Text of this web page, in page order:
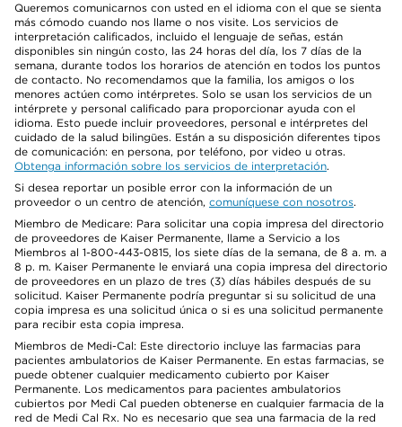
Queremos comunicarnos con usted en el idioma con el que se sienta
más cómodo cuando nos llame o nos visite. Los servicios de
interpretación calificados, incluido el lenguaje de señas, están
disponibles sin ningún costo, las 24 horas del día, los 7 días de la
semana, durante todos los horarios de atención en todos los puntos
de contacto. No recomendamos que la familia, los amigos o los
menores actúen como intérpretes. Solo se usan los servicios de un
intérprete y personal calificado para proporcionar ayuda con el
idioma. Esto puede incluir proveedores, personal e intérpretes del
cuidado de la salud bilingües. Están a su disposición diferentes tipos
de comunicación: en persona, por teléfono, por video u otras.
Obtenga información sobre los servicios de interpretación.
Si desea reportar un posible error con la información de un
proveedor o un centro de atención, comuníquese con nosotros.
Miembro de Medicare: Para solicitar una copia impresa del directorio
de proveedores de Kaiser Permanente, llame a Servicio a los
Miembros al 1-800-443-0815, los siete días de la semana, de 8 a. m. a
8 p. m. Kaiser Permanente le enviará una copia impresa del directorio
de proveedores en un plazo de tres (3) días hábiles después de su
solicitud. Kaiser Permanente podría preguntar si su solicitud de una
copia impresa es una solicitud única o si es una solicitud permanente
para recibir esta copia impresa.
Miembros de Medi-Cal: Este directorio incluye las farmacias para
pacientes ambulatorios de Kaiser Permanente. En estas farmacias, se
puede obtener cualquier medicamento cubierto por Kaiser
Permanente. Los medicamentos para pacientes ambulatorios
cubiertos por Medi Cal pueden obtenerse en cualquier farmacia de la
red de Medi Cal Rx. No es necesario que sea una farmacia de la red